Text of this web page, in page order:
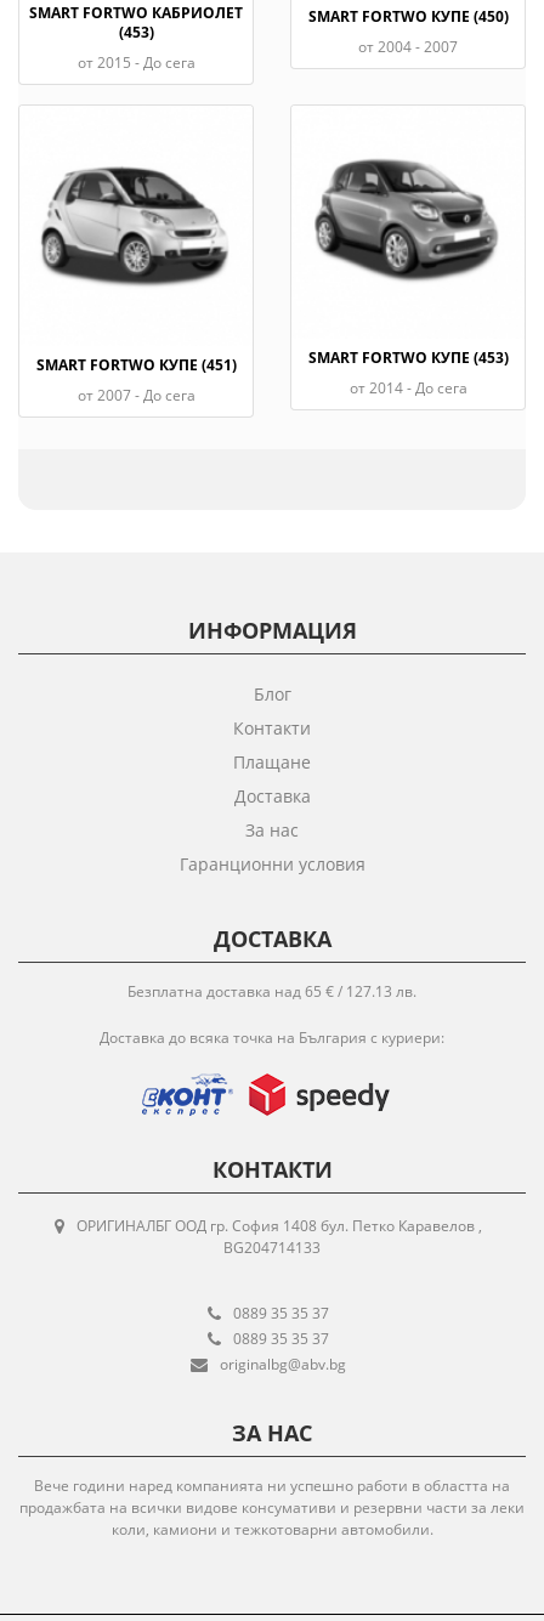
SMART FORTWO КАБРИОЛЕТ
(453)
oт 2015 - До сега
SMART FORTWO КУПЕ (450)
oт 2004 - 2007
SMART FORTWO КУПЕ (451)
oт 2007 - До сега
SMART FORTWO КУПЕ (453)
oт 2014 - До сега
ИНФОРМАЦИЯ
Блог
Контакти
Плащане
Доставка
За нас
Гаранционни условия
ДОСТАВКА
Безплатна доставка над 65 € / 127.13 лв.
Доставка до всяка точка на България с куриери:
КОНТАКТИ
ОРИГИНАЛБГ ООД гр. София 1408 бул. Петко Каравелов ,
BG204714133
0889 35 35 37
0889 35 35 37
originalbg@abv.bg
ЗА НАС
Вече години наред компанията ни успешно работи в областта на
продажбата на всички видове консумативи и резервни части за леки
коли, камиони и тежкотоварни автомобили.